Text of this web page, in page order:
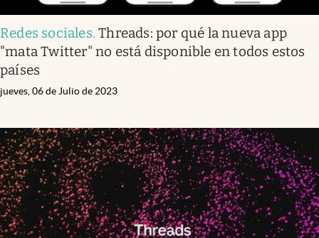
Redes sociales.Threads: por qué la nueva app
"mata Twitter" no está disponible en todos estos
países
jueves, 06 de Julio de 2023